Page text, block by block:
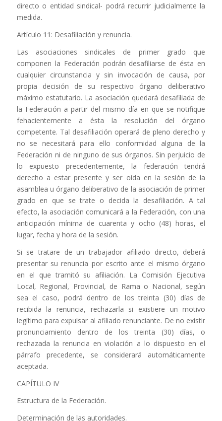
directo o entidad sindical- podrá recurrir judicialmente la
medida.
Artículo 11: Desafiliación y renuncia.
Las asociaciones sindicales de primer grado que
componen la Federación podrán desafiliarse de ésta en
cualquier circunstancia y sin invocación de causa, por
propia decisión de su respectivo órgano deliberativo
máximo estatutario. La asociación quedará desafiliada de
la Federación a partir del mismo día en que se notifique
fehacientemente a ésta la resolución del órgano
competente. Tal desafiliación operará de pleno derecho y
no se necesitará para ello conformidad alguna de la
Federación ni de ninguno de sus órganos. Sin perjuicio de
lo expuesto precedentemente, la federación tendrá
derecho a estar presente y ser oída en la sesión de la
asamblea u órgano deliberativo de la asociación de primer
grado en que se trate o decida la desafiliación. A tal
efecto, la asociación comunicará a la Federación, con una
anticipación mínima de cuarenta y ocho (48) horas, el
lugar, fecha y hora de la sesión.
Si se tratare de un trabajador afiliado directo, deberá
presentar su renuncia por escrito ante el mismo órgano
en el que tramitó su afiliación. La Comisión Ejecutiva
Local, Regional, Provincial, de Rama o Nacional, según
sea el caso, podrá dentro de los treinta (30) días de
recibida la renuncia, rechazarla si existiere un motivo
legítimo para expulsar al afiliado renunciante. De no existir
pronunciamiento dentro de los treinta (30) días, o
rechazada la renuncia en violación a lo dispuesto en el
párrafo precedente, se considerará automáticamente
aceptada.
CAPÍTULO IV
Estructura de la Federación.
Determinación de las autoridades.